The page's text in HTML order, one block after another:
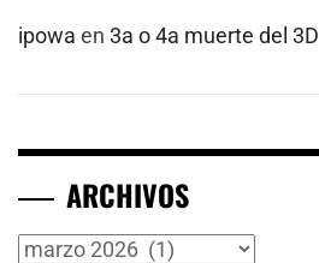
ipowa en 3a o 4a muerte del 3D
ARCHIVOS
Archivos